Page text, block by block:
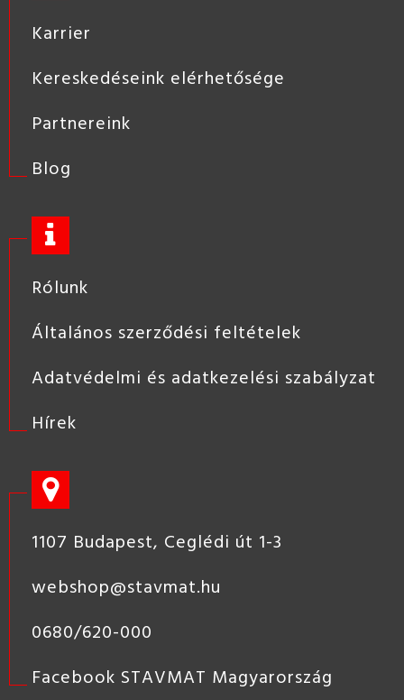
Karrier
Kereskedéseink elérhetősége
Partnereink
Blog
Rólunk
Általános szerződési feltételek
Adatvédelmi és adatkezelési szabályzat
Hírek
1107 Budapest, Ceglédi út 1-3
webshop@stavmat.hu
0680/620-000
Facebook STAVMAT Magyarország